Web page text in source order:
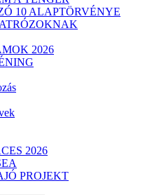
10 ALAPTÖRVÉNYE
2026
2026
PROJEKT